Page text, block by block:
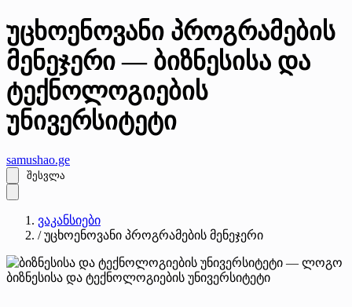
უცხოენოვანი პროგრამების
მენეჯერი — ბიზნესისა და
ტექნოლოგიების
უნივერსიტეტი
samushao.ge
შესვლა
ვაკანსიები
/ უცხოენოვანი პროგრამების მენეჯერი
ბიზნესისა და ტექნოლოგიების უნივერსიტეტი